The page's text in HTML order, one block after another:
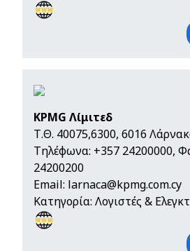
KPMG Λίμιτεδ
Τ.Θ. 40075,6300, 6016
Τηλέφωνα: +357 24200000,
24200200
Email: larnaca@kpmg.com.cy
Κατηγορία: Λογιστές &